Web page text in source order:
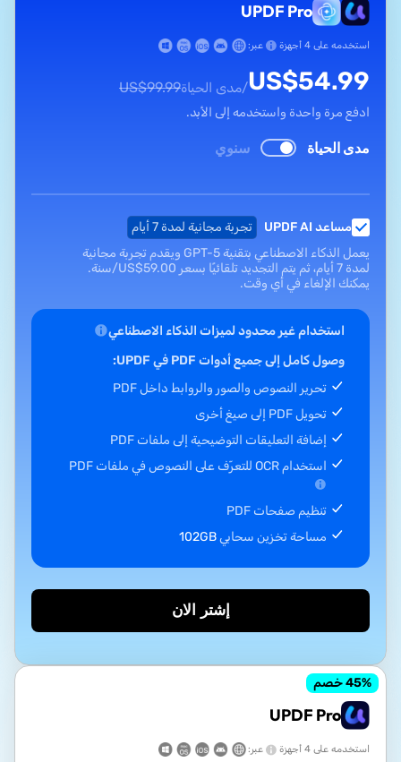
UPDF Pro
استخدمه على 4 أجهزة عبر:
US$54.99 /مدى الحياة US$99.99
ادفع مرة واحدة واستخدمه إلى الأبد.
سنوي مدى الحياة
مساعد UPDF AI
تجربة مجانية لمدة 7 أيام
يعمل الذكاء الاصطناعي بتقنية GPT-5 ويقدم تجربة مجانية
لمدة 7 أيام، ثم يتم التجديد تلقائيًا بسعر
US$59.00
/سنة.
يمكنك الإلغاء في أي وقت.
استخدام غير محدود لميزات الذكاء الاصطناعي
وصول كامل إلى جميع أدوات PDF في UPDF:
تحرير النصوص والصور والروابط داخل PDF
تحويل PDF إلى صيغ أخرى
إضافة التعليقات التوضيحية إلى ملفات PDF
استخدام OCR للتعرّف على النصوص في ملفات PDF
تنظيم صفحات PDF
مساحة تخزين سحابي102GB
إشتر الان
UPDF Pro
45% خصم
استخدمه على 4 أجهزة عبر: